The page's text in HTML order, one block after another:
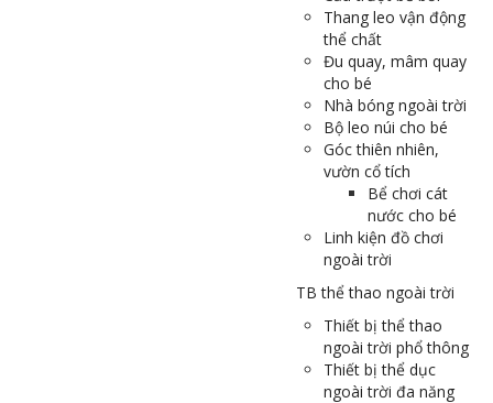
Thang leo vận động
thể chất
Đu quay, mâm quay
cho bé
Nhà bóng ngoài trời
Bộ leo núi cho bé
Góc thiên nhiên,
vườn cổ tích
Bể chơi cát
nước cho bé
Linh kiện đồ chơi
ngoài trời
TB thể thao ngoài trời
Thiết bị thể thao
ngoài trời phổ thông
Thiết bị thể dục
ngoài trời đa năng